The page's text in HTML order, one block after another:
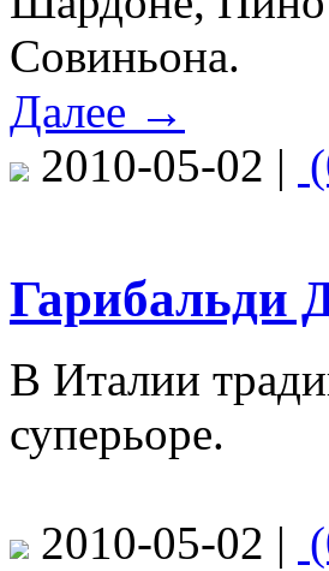
Совиньона.
Далее →
2010-05-02 |
Гарибальди
В Италии
суперьоре.
2010-05-02 |